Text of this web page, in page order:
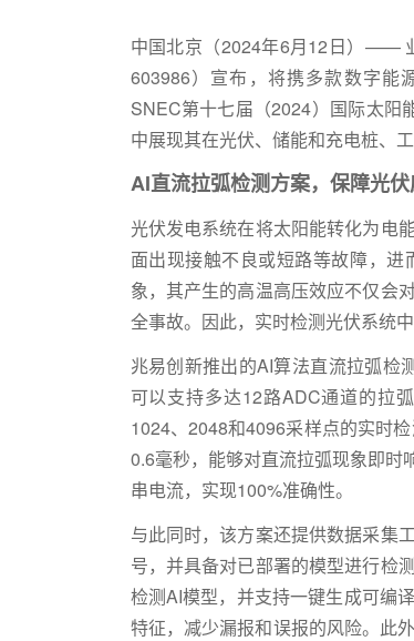
中国北京（2024年6月12日）——
603986）宣布，将携多款数字能
SNEC第十七届（2024）国际太阳
中展现其在光伏、储能和充电桩、
AI直流拉弧检测方案，保障光
光伏发电系统在将太阳能转化为电
面出现接触不良或短路等故障，
象，其产生的高温高压效应不仅会
全事故。因此，实时检测光伏系统
兆易创新推出的AI算法直流拉弧检
可以支持多达12路ADC通道的拉
1024、2048和4096采样点的实时
0.6毫秒，能够对直流拉弧现象即时
串电流，实现100%准确性。
与此同时，该方案还提供数据采集
号，并具备对已部署的模型进行检
检测AI模型，并支持一键生成可编
特征，减少漏报和误报的风险。此